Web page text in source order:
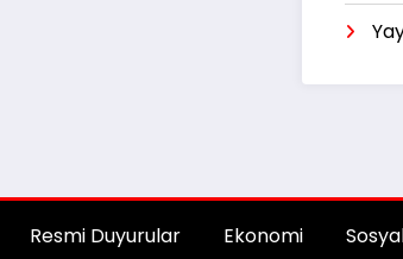
Resmi Duyurular Ekonomi